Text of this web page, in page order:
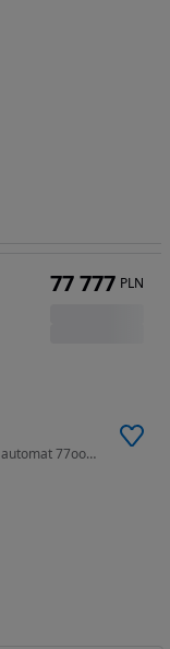
5654 cm3 • 390 KM • Ram 1500 5.7 hemi V8 4x4 automat 77ooo zl nowy gaz !!!możliwa zamiana
77 777 PLN